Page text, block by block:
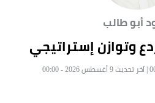
أبو طالب
وتوازن إستراتيجي